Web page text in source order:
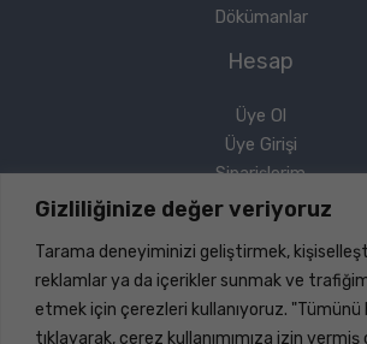
Gizliliğinize değer veriyoruz
Tarama deneyiminizi geliştirmek,
reklamlar ya da içerikler sunmak ve
etmek için çerezleri kullanıyoruz. "Tümünü
tıklayarak, çerez kullanımımıza izin vermiş
Dökümanlar
Hesap
Üye Ol
Üye Girişi
Siparişlerim
Sipariş Takip
Yasal
Gizlilik Politikası